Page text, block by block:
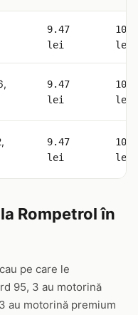
9.47
lei
lei
9.47
lei
lei
9.47
lei
lei
Rompetrol în
pe care le
95, 3 au motorină
au motorină premium